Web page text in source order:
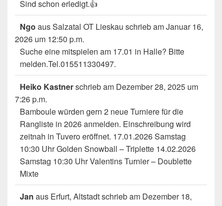
Sind schon erledigt.👍
Ngo ausSalzatal OT Lieskau schrieb amJanuar 16,
2026 um 12:50 p.m.
Suche eine mitspielen am 17.01 in Halle? Bitte
melden.Tel.015511330497.
Heiko Kastnerschrieb am Dezember 28, 2025 um
7:26 p.m.
Bamboule würden gern 2 neue Turniere für die
Rangliste in 2026 anmelden. Einschreibung wird
zeitnah in Tuvero eröffnet. 17.01.2026 Samstag
10:30 Uhr Golden Snowball – Triplette 14.02.2026
Samstag 10:30 Uhr Valentins Turnier – Doublette
Mixte
Jan aus Erfurt, Altstadtschrieb am Dezember 18,